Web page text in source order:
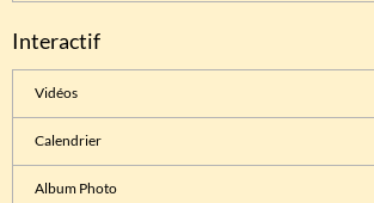
Interactif
Vidéos
Calendrier
Album Photo